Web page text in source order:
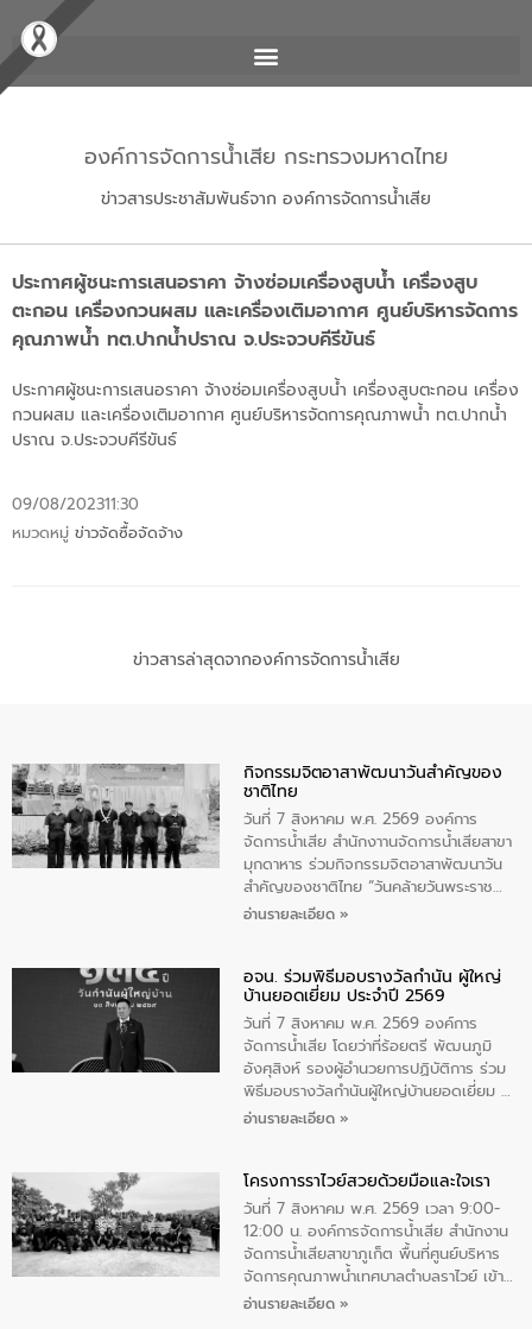
องค์การจัดการน้ำเสีย กระทรวงมหาดไทย
ข่าวสารประชาสัมพันธ์จาก องค์การจัดการน้ำเสีย
ประกาศผู้ชนะการเสนอราคา จ้างซ่อมเครื่องสูบน้ำ เครื่องสูบ
ตะกอน เครื่องกวนผสม และเครื่องเติมอากาศ ศูนย์บริหารจัดการ
คุณภาพน้ำ ทต.ปากน้ำปราณ จ.ประจวบคีรีขันธ์
ประกาศผู้ชนะการเสนอราคา จ้างซ่อมเครื่องสูบน้ำ เครื่องสูบตะกอน เครื่อง
กวนผสม และเครื่องเติมอากาศ ศูนย์บริหารจัดการคุณภาพน้ำ ทต.ปากน้ำ
ปราณ จ.ประจวบคีรีขันธ์
09/08/202311:30
หมวดหมู่ ข่าวจัดซื้อจัดจ้าง
ข่าวสารล่าสุดจากองค์การจัดการน้ำเสีย
กิจกรรมจิตอาสาพัฒนาวันสําคัญของ
ชาติไทย
วันที่ 7 สิงหาคม พ.ศ. 2569 องค์การ
จัดการน้ำเสีย สำนักงาานจัดการน้ำเสียสาขา
มุกดาหาร ร่วมกิจกรรมจิตอาสาพัฒนาวัน
สําคัญของชาติไทย “วันคล้ายวันพระราช
สมภพ สมเด็จพระนางเจ้าสิริกิติ์พระบรม
ทิพย์คำ รองผู้ว่าราชการจังหวัดมุกดาหาร
เป็นประธานในพิธี ณ เรือนจําชั่วคราวนาโสก
ตําบลนาโสก อําเภอเมืองมุกดาหาร จังหวัด
มุกดาหาร โดยในกิจกรรมได้ร่วมปลูกป่า และ
ทําความสะอาดภายในบริเวณ จัดกิจกรรม
เพื่อถวายเป็นพระราชกุศล สมเด็จพระนาง
เจ้าสิริกิติ์พระบรมราชินีนาถ พระบรมราช
อ่านรายละเอียด »
อจน. ร่วมพิธีมอบรางวัลกำนัน ผู้ใหญ่
บ้านยอดเยี่ยม ประจำปี 2569
วันที่ 7 สิงหาคม พ.ศ. 2569 องค์การ
จัดการน้ำเสีย โดยว่าที่ร้อยตรี พัฒนภูมิ
อังศุสิงห์ รองผู้อำนวยการปฏิบัติการ ร่วม
พิธีมอบรางวัลกำนันผู้ใหญ่บ้านยอดเยี่ยม ณ
ทำเนียบรัฐบาล โดยมีนายอนุทิน ชาญวีรกูล
ทองคำและประกาศเกียรติคุณให้แก่ กำนัน
ผู้ใหญ่บ้านยอดเยี่ยม พร้อมกล่าวชื่นชม ให้
โอวาท และมอบนโยบาย
อ่านรายละเอียด »
โครงการราไวย์สวยด้วยมือและใจเรา
วันที่ 7 สิงหาคม พ.ศ. 2569 เวลา 9:00-
12:00 น. องค์การจัดการน้ำเสีย สำนักงาน
จัดการน้ำเสียสาขาภูเก็ต พื้นที่ศูนย์บริหาร
จัดการคุณภาพน้ำเทศบาลตำบลราไวย์ เข้า
ร่วมโครงการราไวย์สวยด้วยมือและใจเรา
อ่านรายละเอียด »